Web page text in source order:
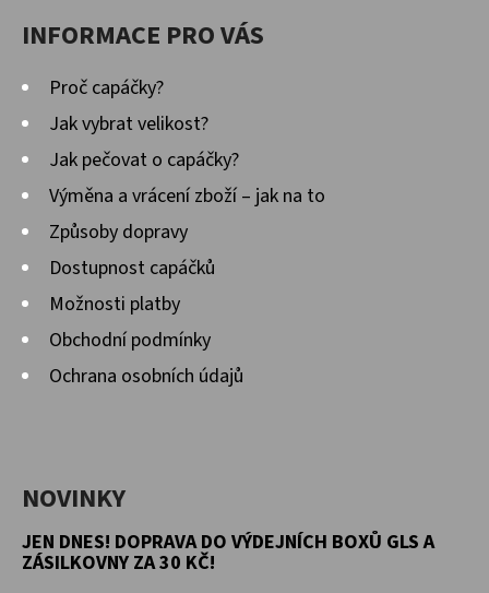
INFORMACE PRO VÁS
Proč capáčky?
Jak vybrat velikost?
Jak pečovat o capáčky?
Výměna a vrácení zboží – jak na to
Způsoby dopravy
Dostupnost capáčků
Možnosti platby
Obchodní podmínky
Ochrana osobních údajů
NOVINKY
JEN DNES! DOPRAVA DO VÝDEJNÍCH BOXŮ GLS A
ZÁSILKOVNY ZA 30 KČ!